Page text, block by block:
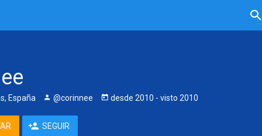
España @corinnee desde 2010 - visto 2010
SEGUIR